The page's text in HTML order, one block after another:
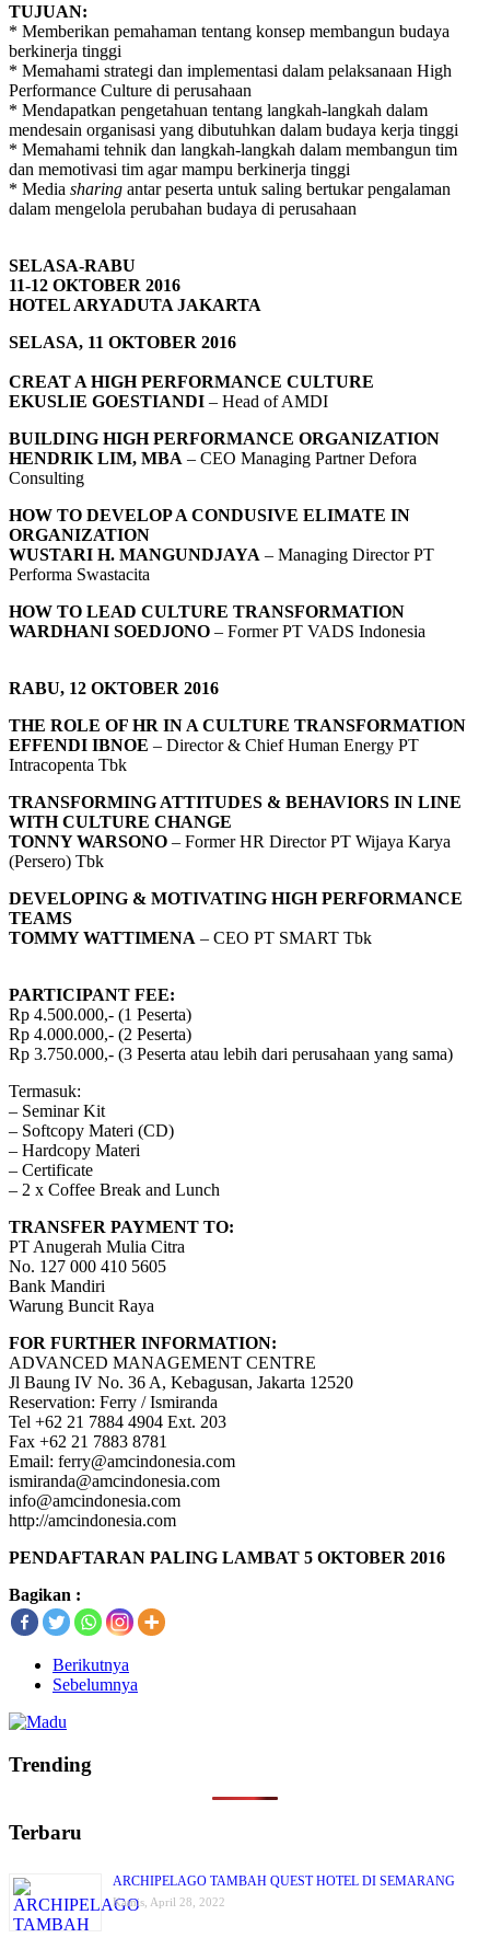
TUJUAN:
* Memberikan pemahaman tentang konsep membangun budaya
berkinerja tinggi
* Memahami strategi dan implementasi dalam pelaksanaan High
Performance Culture di perusahaan
* Mendapatkan pengetahuan tentang langkah-langkah dalam
mendesain organisasi yang dibutuhkan dalam budaya kerja tinggi
* Memahami tehnik dan langkah-langkah dalam membangun tim
dan memotivasi tim agar mampu berkinerja tinggi
* Media sharing antar peserta untuk saling bertukar pengalaman
dalam mengelola perubahan budaya di perusahaan
SELASA-RABU
11-12 OKTOBER 2016
HOTEL ARYADUTA JAKARTA
SELASA, 11 OKTOBER 2016
CREAT A HIGH PERFORMANCE CULTURE
EKUSLIE GOESTIANDI – Head of AMDI
BUILDING HIGH PERFORMANCE ORGANIZATION
HENDRIK LIM, MBA – CEO Managing Partner Defora
Consulting
HOW TO DEVELOP A CONDUSIVE ELIMATE IN
ORGANIZATION
WUSTARI H. MANGUNDJAYA – Managing Director PT
Performa Swastacita
HOW TO LEAD CULTURE TRANSFORMATION
WARDHANI SOEDJONO – Former PT VADS Indonesia
RABU, 12 OKTOBER 2016
THE ROLE OF HR IN A CULTURE TRANSFORMATION
EFFENDI IBNOE – Director & Chief Human Energy PT
Intracopenta Tbk
TRANSFORMING ATTITUDES & BEHAVIORS IN LINE
WITH CULTURE CHANGE
TONNY WARSONO – Former HR Director PT Wijaya Karya
(Persero) Tbk
DEVELOPING & MOTIVATING HIGH PERFORMANCE
TEAMS
TOMMY WATTIMENA – CEO PT SMART Tbk
PARTICIPANT FEE:
Rp 4.500.000,- (1 Peserta)
Rp 4.000.000,- (2 Peserta)
Rp 3.750.000,- (3 Peserta atau lebih dari perusahaan yang sama)
Termasuk:
– Seminar Kit
– Softcopy Materi (CD)
– Hardcopy Materi
– Certificate
– 2 x Coffee Break and Lunch
TRANSFER PAYMENT TO:
PT Anugerah Mulia Citra
No. 127 000 410 5605
Bank Mandiri
Warung Buncit Raya
FOR FURTHER INFORMATION:
ADVANCED MANAGEMENT CENTRE
Jl Baung IV No. 36 A, Kebagusan, Jakarta 12520
Reservation: Ferry / Ismiranda
Tel +62 21 7884 4904 Ext. 203
Fax +62 21 7883 8781
Email: ferry@amcindonesia.com
ismiranda@amcindonesia.com
info@amcindonesia.com
http://amcindonesia.com
PENDAFTARAN PALING LAMBAT 5 OKTOBER 2016
Bagikan :
Berikutnya
Sebelumnya
Trending
Terbaru
ARCHIPELAGO TAMBAH QUEST HOTEL DI SEMARANG
Kamis, April 28, 2022